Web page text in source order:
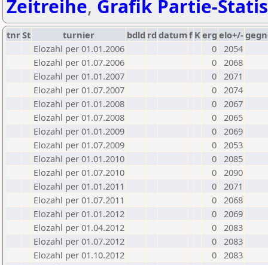
Zeitreihe, Grafik Partie-
tnrSt turnier bdld rd datumf Kerg elo+/-
Elozahl per 01.01.2006
0 2054
Elozahl per 01.07.2006
0 2068
Elozahl per 01.01.2007
0 2071
Elozahl per 01.07.2007
0 2074
Elozahl per 01.01.2008
0 2067
Elozahl per 01.07.2008
0 2065
Elozahl per 01.01.2009
0 2069
Elozahl per 01.07.2009
0 2053
Elozahl per 01.01.2010
0 2085
Elozahl per 01.07.2010
0 2090
Elozahl per 01.01.2011
0 2071
Elozahl per 01.07.2011
0 2068
Elozahl per 01.01.2012
0 2069
Elozahl per 01.04.2012
0 2083
Elozahl per 01.07.2012
0 2083
Elozahl per 01.10.2012
0 2083